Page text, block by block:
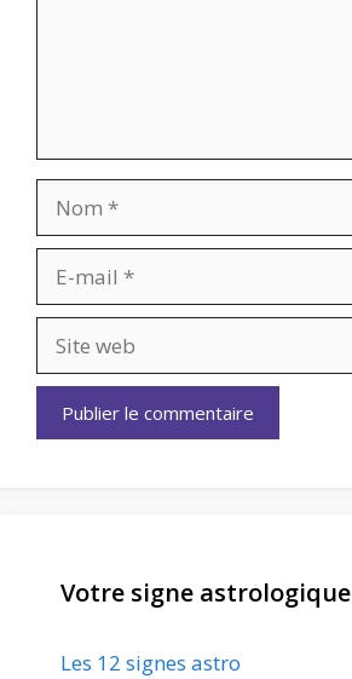
mail
web
Votre signe astrologique
Les 12 signes astro